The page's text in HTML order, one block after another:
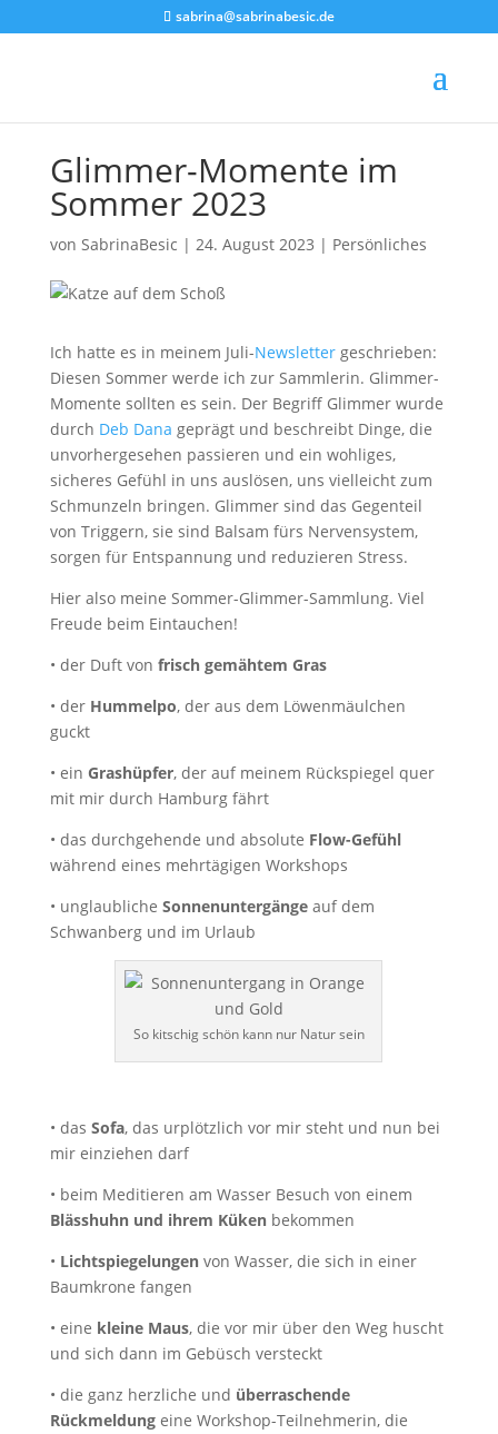
sabrina@sabrinabesic.de
Glimmer-Momente im
Sommer 2023
von SabrinaBesic | 24. August 2023 | Persönliches
Ich hatte es in meinem Juli-Newslettergeschrieben:
Diesen Sommer werde ich zur Sammlerin. Glimmer-
Momente sollten es sein. Der Begriff Glimmer wurde
durch Deb Dana geprägt und beschreibt Dinge, die
unvorhergesehen passieren und ein wohliges,
sicheres Gefühl in uns auslösen, uns vielleicht zum
Schmunzeln bringen. Glimmer sind das Gegenteil
von Triggern, sie sind Balsam fürs Nervensystem,
sorgen für Entspannung und reduzieren Stress.
Hier also meine Sommer-Glimmer-Sammlung. Viel
Freude beim Eintauchen!
• der Duft von frisch gemähtem Gras
• der Hummelpo, der aus dem Löwenmäulchen
guckt
• ein Grashüpfer, der auf meinem Rückspiegel quer
mit mir durch Hamburg fährt
• das durchgehende und absolute Flow-Gefühl
während eines mehrtägigen Workshops
• unglaubliche Sonnenuntergängeauf dem
Schwanberg und im Urlaub
So kitschig schön kann nur Natur sein
• das Sofa, das urplötzlich vor mir steht und nun bei
mir einziehen darf
• beim Meditieren am Wasser Besuch von einem
Blässhuhn und ihrem Kükenbekommen
• Lichtspiegelungenvon Wasser, die sich in einer
Baumkrone fangen
• eine kleine Maus, die vor mir über den Weg huscht
und sich dann im Gebüsch versteckt
• die ganz herzliche und überraschende
Rückmeldungeine Workshop-Teilnehmerin, die